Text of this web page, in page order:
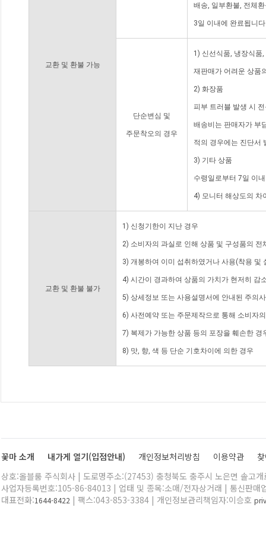
교환 및 환불 가능
배송, 일부환불, 전체
3일 이내에 완료됩니
단순변심 및
주문착오의 경우
1) 신선식품, 냉장식품
재판매가 어려운 상품
2) 화장품
피부 트러블 발생 시
배송비는 판매자가 부
적의 경우에는 진단서
3) 기타 상품
수령일로부터 7일 이
4) 모니터 해상도의 차
교환 및 환불 불가
1) 신청기한이 지난 경우
2) 소비자의 과실로 인해 상품 및 구성품의
3) 개봉하여 이미 섭취하였거나 사용(착용 및
4) 시간이 경과하여 상품의 가치가 현저히 감
5) 상세정보 또는 사용설명서에 안내된 주의
6) 사전예약 또는 주문제작으로 통해 소비자
7) 복제가 가능한 상품 등의 포장을 훼손한 경
8) 맛, 향, 색 등 단순 기호차이에 의한 경우
꽃마 소개 내가게 열기(입점안내) 개인정보처리방침 이용약관
상호:올블룸 주식회사 | 도로명주소:(27453) 충청북도 충주시 노은면 솔고
사업자등록번호:105-86-84013 | 업태 및 종목:소매/전자상거래 | 통신판매
대표전화:1644-8422 | 팩스:043-853-3384 | 개인정보관리책임자:이승호